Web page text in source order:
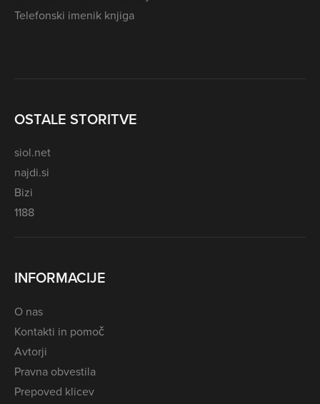
Telefonski imenik knjiga
OSTALE STORITVE
siol.net
najdi.si
Bizi
1188
INFORMACIJE
O nas
Kontakti in pomoč
Avtorji
Pravna obvestila
Prepoved klicev